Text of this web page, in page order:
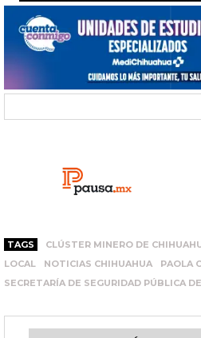
TAGS CLÚSTER MINERO DE
LOCAL
NOTICIAS CHIHUAHUA PAOLA
SECRETARÍA DE SEGURIDAD PÚBLICA